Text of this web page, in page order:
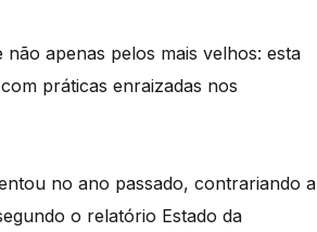
apenas pelos mais velhos: esta
práticas enraizadas nos
no ano passado, contrariando a
o relatório Estado da